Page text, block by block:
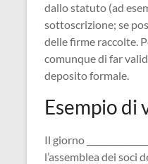
dallo statuto (ad
sottoscrizione; se
delle firme raccolte.
comunque di far
deposito formale.
Esempio di
Il giorno
l’assemblea dei soci